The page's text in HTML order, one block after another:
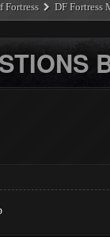
Fortress DF Fortress